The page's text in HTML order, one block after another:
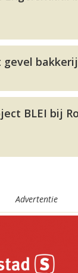
BLEI bij
Advertentie